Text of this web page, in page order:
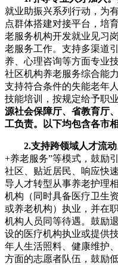
就业助振兴系列行动，为
点群体搭建对接平台，培
老服务机构开发就业见习
老服务工作。支持多渠道
养、心理咨询等方面专业
社区机构养老服务综合能
支持符合条件的失能老年
技能培训，按规定给予职
源社会保障厅、省教育厅
工负责。以下均包含各市
2.支持跨领域人才流动
+养老服务”等模式，鼓励
社区、贴近居民、响应快
导人才转型从事养老护理
机构（同时具备医疗卫生
或养老机构）执业，并在
机构人员同等待遇。鼓励
设的医疗机构执业或提供
年人生活照料、健康维护
方面的志愿者队伍，鼓励